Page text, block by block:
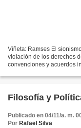
Viñeta: Ramses El
violación de los derechos
convenciones y acuerdos
Filosofía y
Publicado en 04/11/a. m.
Por Rafael Silva